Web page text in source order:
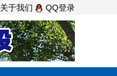
关于我们 QQ登录